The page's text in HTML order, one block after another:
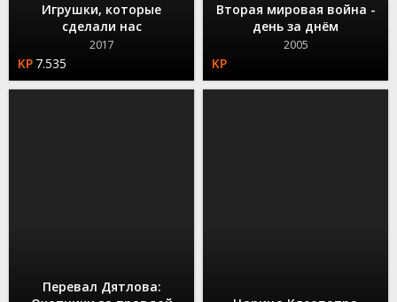
Игрушки, которые
сделали нас
2017
7.535
Вторая мировая война -
день за днём
2005
Перевал Дятлова: